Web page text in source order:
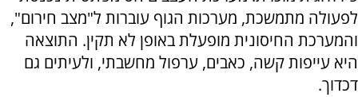
לפעולה מתמשכת, מערכות הגוף עוברות ל"מצב חירום",
והמערכת החיסונית מופעלת באופן לא תקין. התוצאה
היא עייפות קשה, כאבים, ערפול מחשבתי, ולעיתים גם
דכדוך.